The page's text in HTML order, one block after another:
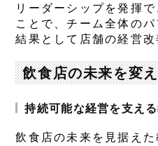
リーダーシップを発揮
ことで、チーム全体の
結果として店舗の経営改
飲食店の未来を変
持続可能な経営を支え
飲食店の未来を見据え